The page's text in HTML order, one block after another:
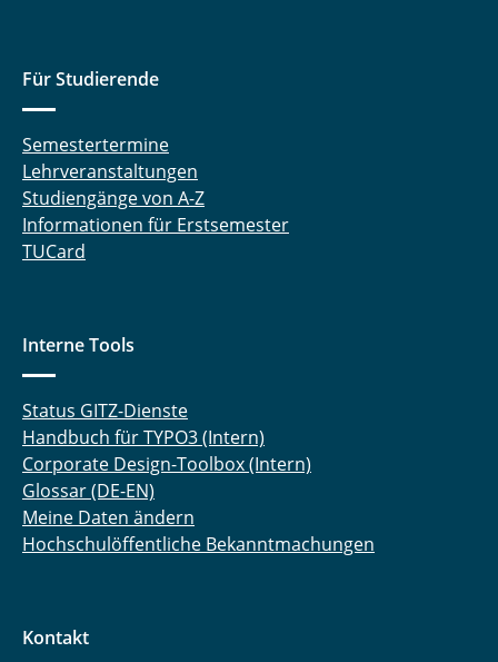
Für Studierende
Semestertermine
Lehrveranstaltungen
Studiengänge von A-Z
Informationen für Erstsemester
TUCard
Interne Tools
Status GITZ-Dienste
Handbuch für TYPO3 (Intern)
Corporate Design-Toolbox (Intern)
Glossar (DE-EN)
Meine Daten ändern
Hochschulöffentliche Bekanntmachungen
Kontakt